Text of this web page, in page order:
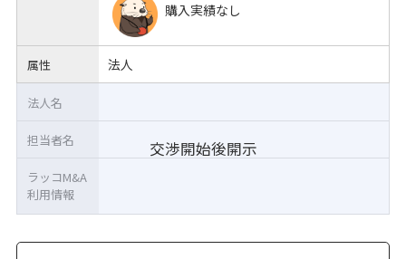
購入実績なし
属性 法人
交渉開始後開示
法人名
担当者名
ラッコM&A
利用情報